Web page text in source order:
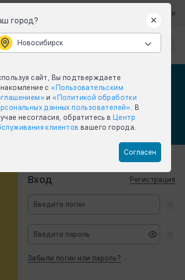
Войти
Задать вопрос Меню
Справочная информация
Уважаемые
Единого Портала Потребителей в
beta-тестирования.
Вход Регистрация
Забыли логин или пароль?
город?
Новосибирск
сайт, Вы подтверждаете
с «Пользовательским
и «Политикой обработки
данных пользователей»
. В
несогласия, обратитесь в Центр
клиентов вашего города.
Согласен